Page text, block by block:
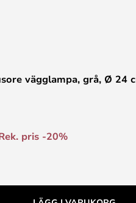
vägglampa, grå, Ø 24
pris -20%